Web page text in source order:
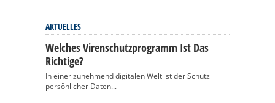
AKTUELLES
Welches Virenschutzprogramm Ist Das
Richtige?
In einer zunehmend digitalen Welt ist der Schutz
persönlicher Daten...